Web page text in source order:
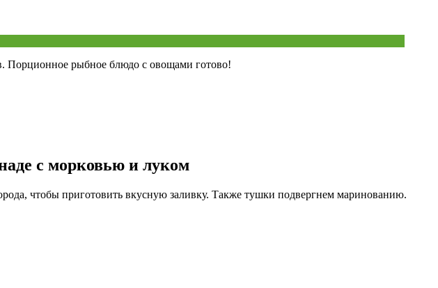
Порционное рыбное блюдо с овощами готово!
с морковью и луком
чтобы приготовить вкусную заливку. Также тушки подвергнем маринованию.